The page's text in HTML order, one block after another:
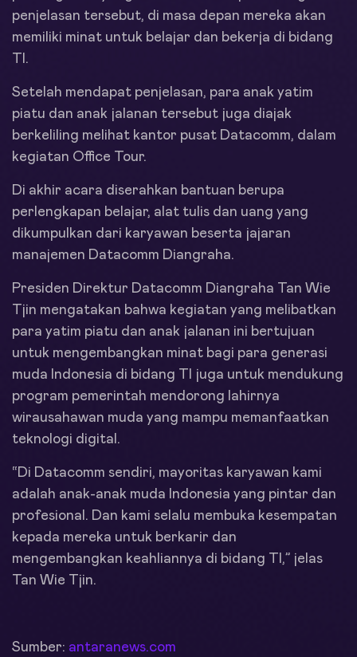
penjelasan tersebut, di masa depan mereka akan
memiliki minat untuk belajar dan bekerja di bidang
TI.
Setelah mendapat penjelasan, para anak yatim
piatu dan anak jalanan tersebut juga diajak
berkeliling melihat kantor pusat Datacomm, dalam
kegiatan Office Tour.
Di akhir acara diserahkan bantuan berupa
perlengkapan belajar, alat tulis dan uang yang
dikumpulkan dari karyawan beserta jajaran
manajemen Datacomm Diangraha.
Presiden Direktur Datacomm Diangraha Tan Wie
Tjin mengatakan bahwa kegiatan yang melibatkan
para yatim piatu dan anak jalanan ini bertujuan
untuk mengembangkan minat bagi para generasi
muda Indonesia di bidang TI juga untuk mendukung
program pemerintah mendorong lahirnya
wirausahawan muda yang mampu memanfaatkan
teknologi digital.
“Di Datacomm sendiri, mayoritas karyawan kami
adalah anak-anak muda Indonesia yang pintar dan
profesional. Dan kami selalu membuka kesempatan
kepada mereka untuk berkarir dan
mengembangkan keahliannya di bidang TI,” jelas
Tan Wie Tjin.
Sumber: antaranews.com